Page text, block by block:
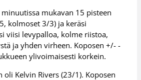
mukavan 15 pisteen
kolmoset 3/3) ja keräsi
viisi levypalloa, kolme riistoa,
ja yhden virheen. Koposen +/- -
ylivoimaisesti korkein.
oli Kelvin Rivers (23/1). Koposen